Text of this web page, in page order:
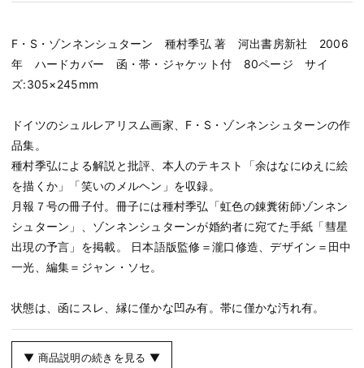
F・S・ゾンネンシュターン 種村季弘 著 河出書房新社 2006
年 ハードカバー 函・帯・ジャケット付 80ページ サイ
ズ:305×245mm
ドイツのシュルレアリスム画家、F・S・ゾンネンシュターンの作
品集。
種村季弘による解説と批評、本人のテキスト「余はなにゆえに絵
を描くか」「笑いのメルヘン」を収録。
月報７号の冊子付。冊子には種村季弘「虹色の錬糞術師ゾンネン
シュターン」、ゾンネンシュターンが婚約者に宛てた手紙「彗星
出現の予言」を掲載。 日本語版監修＝瀧口修造、デザイン＝田中
一光、編集＝ジャン・ソセ。
状態は、函にスレ、縁に僅かな凹み有。帯に僅かな汚れ有。
▼ 商品説明の続きを見る ▼